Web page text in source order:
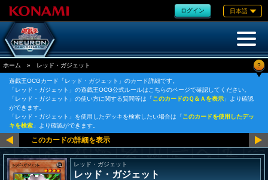
ログイン 日本語
ホーム » レッド・ガジェット ?
遊戯王OCGカード「レッド・ガジェット」のカード詳細です。
「レッド・ガジェット」の遊戯王OCG公式ルールはこちらのページで確認してください。
「レッド・ガジェット」の使い方に関する質問等は「このカードのＱ＆Ａを表示 」より確認
ができます。
「レッド・ガジェット」を使用したデッキを検索したい場合は「このカードを使用したデッ
キを検索 」より確認ができます。
レッド・ガジェット
レッド・ガジェット